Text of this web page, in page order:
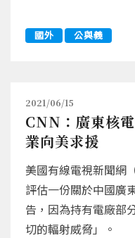
國外 公與義
2021/06/15
CNN：廣東核
業向美求援
美國有線電視新聞網
評估一份關於中國廣
告，因為持有電廠部
切的輻射威脅」。